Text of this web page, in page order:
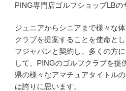
PING専門店ゴルフショップLBの
ジュニアからシニアまで様々な
クラブを提案することを使命と
フジャパンと契約し、多くの方
して、PINGのゴルフクラブを提
県の様々なアマチュアタイトル
は誇りに思います。